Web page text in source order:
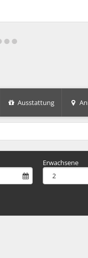
Ausstattung
Erwachsene